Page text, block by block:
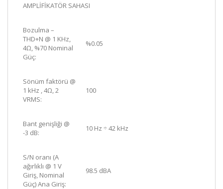
AMPLİFİKATÖR SAHASI
Bozulma –
THD+N @ 1 KHz,
4Ω, %70 Nominal
Güç:
%0.05
Sönüm faktörü @
1 kHz , 4Ω, 2
VRMS:
100
Bant genişliği @
-3 dB:
10 Hz ÷ 42 kHz
S/N oranı (A
ağırlıklı @ 1 V
Giriş, Nominal
Güç) Ana Giriş:
98.5 dBA